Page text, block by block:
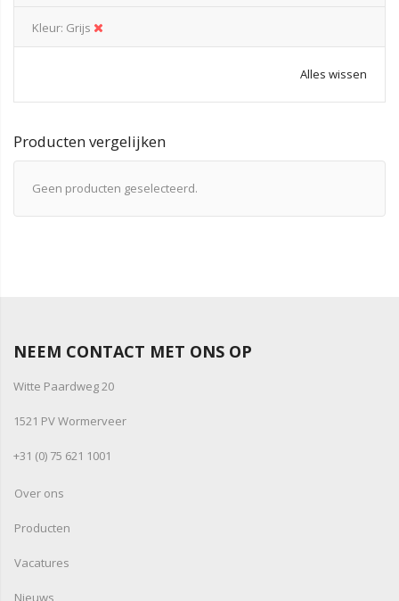
Kleur Grijs
Alles wissen
Producten vergelijken
Geen producten geselecteerd.
NEEM CONTACT MET ONS OP
Witte Paardweg 20
1521 PV Wormerveer
+31 (0) 75 621 1001
Over ons
Producten
Vacatures
Nieuws